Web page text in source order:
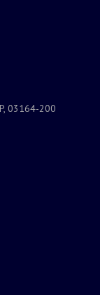
03164-200